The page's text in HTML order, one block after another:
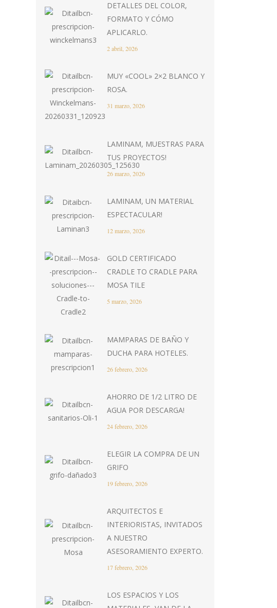
DETALLES DEL COLOR,
FORMATO Y CÓMO
APLICARLO.
2 abril, 2026
MUY «COOL» 2×2 BLANCO Y
ROSA.
31 marzo, 2026
LAMINAM, MUESTRAS PARA
TUS PROYECTOS!
26 marzo, 2026
LAMINAM, UN MATERIAL
ESPECTACULAR!
12 marzo, 2026
GOLD CERTIFICADO
CRADLE TO CRADLE PARA
MOSA TILE
5 marzo, 2026
MAMPARAS DE BAÑO Y
DUCHA PARA HOTELES.
26 febrero, 2026
AHORRO DE 1/2 LITRO DE
AGUA POR DESCARGA!
24 febrero, 2026
ELEGIR LA COMPRA DE UN
GRIFO
19 febrero, 2026
ARQUITECTOS E
INTERIORISTAS, INVITADOS
A NUESTRO
ASESORAMIENTO EXPERTO.
17 febrero, 2026
LOS ESPACIOS Y LOS